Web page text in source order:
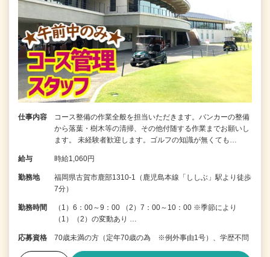
仕事内容
コース整備の作業全般を担当いただきます。バンカーの整備
から落葉・樹木等の清掃、その他付随する作業までお願いし
ます。 未経験者歓迎します。ゴルフの知識が無くても…
給与 時給1,060円
勤務地
福岡県古賀市鹿部1310-1（鹿児島本線「ししぶ」駅より徒歩
7分）
勤務時間
（1）6：00～9：00 （2）7：00～10：00 ※季節により
（1）（2）の変動あり …
応募資格 70歳未満の方（定年70歳の為 ※例外事由1号）、学歴不問